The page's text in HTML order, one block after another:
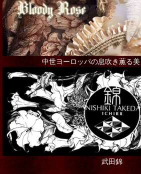
た ま
asking for the moon.
池田祐美
近藤宗臣
Qaeda
ぴこうさ
グロツスマン里奈
koti
中世ヨーロッパの息吹き薫る
武田錦